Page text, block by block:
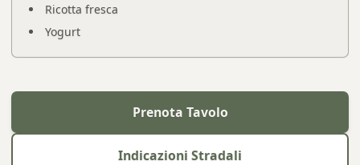
Ricotta fresca
Yogurt
Prenota Tavolo
Indicazioni Stradali